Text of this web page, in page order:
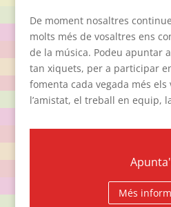
De moment nosaltres
molts més de vosaltres ens
de la música. Podeu apuntar
tan xiquets, per a participar
fomenta cada vegada més
l’amistat, el treball en equip,
Més